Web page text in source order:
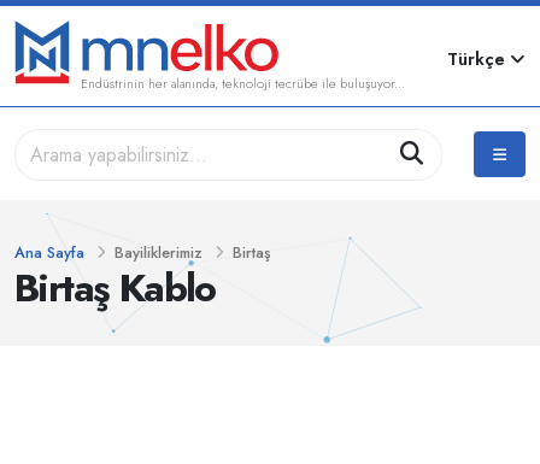
Endüstrinin her alanında, teknoloji tecrübe ile buluşuyor...
Türkçe
Birtaş Kablo
Ana Sayfa Bayiliklerimiz Birtaş